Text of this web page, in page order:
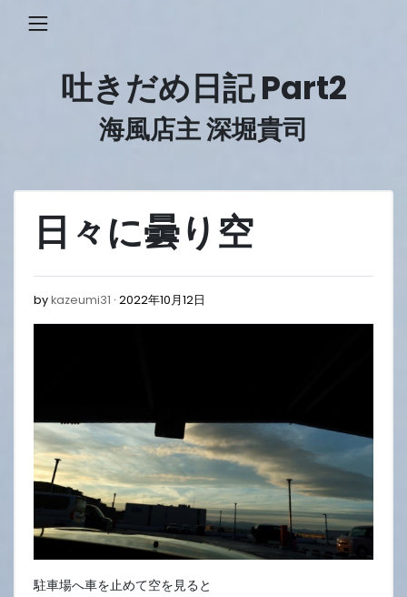
吐きだめ日記 Part2
海風店主 深堀貴司
日々に曇り空
bykazeumi31 2022年10月12日
駐車場へ車を止めて空を見ると